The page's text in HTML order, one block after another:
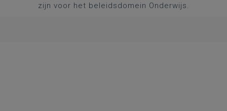
zijn voor het beleidsdomein Onderwijs.